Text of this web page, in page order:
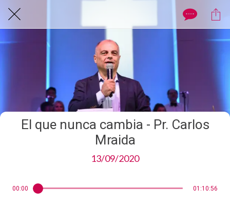
El que nunca cambia - Pr. Carlos
Mraida
13/09/2020
00:00 01:10:56